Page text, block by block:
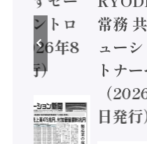
コントロ
2026年8
発行）
常務
ュー
トナ
（
日発行